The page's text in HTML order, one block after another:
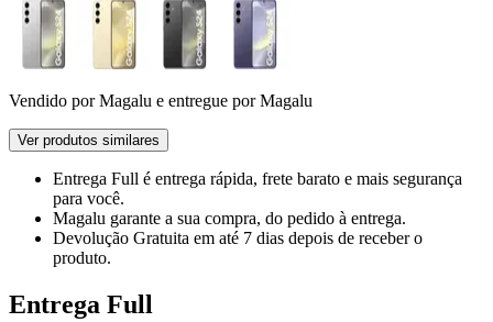
Vendido porMagalu e entregue por Magalu
Ver produtos similares
Entrega Full é entrega rápida, frete barato e mais segurança
para você.
Magalu garante a sua compra, do pedido à entrega.
Devolução Gratuita em até 7 dias depois de receber o
produto.
Entrega Full